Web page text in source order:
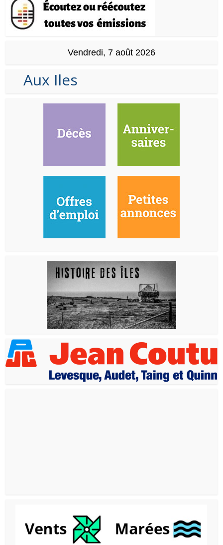
Vendredi, 7 août 2026
Aux Iles